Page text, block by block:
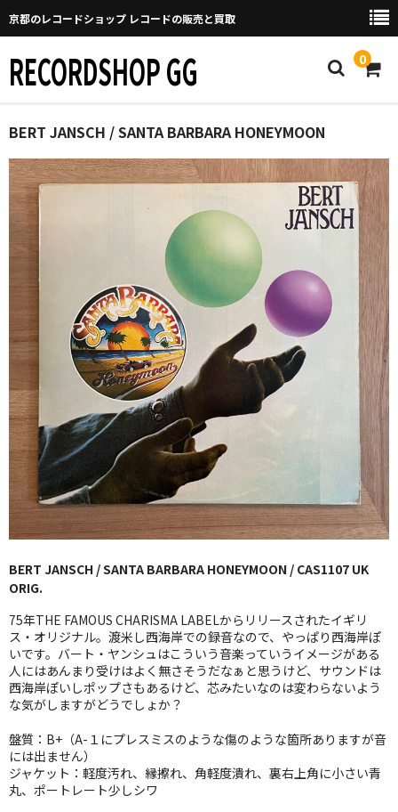
京都のレコードショップ レコードの販売と買取
RECORDSHOP GG 0
Home
マイページ
GGについて
買取について
取り置きなどについて
Categories
New Arrivals
新譜
GG RECORD （当店のレーベル）
全商品
JAZZ-US
BLUE NOTE
JAZZ-EU
JAZZ-JP
JAZZ-VOCAL
J-POP
FOLK,SSW
WORLD
BERT JANSCH / SANTA BARBARA HONEYMOON
BERT JANSCH / SANTA BARBARA HONEYMOON / CAS1107 UK
ORIG.
75年THE FAMOUS CHARISMA LABELからリリースされたイギリ
ス・オリジナル。渡米し西海岸での録音なので、やっぱり西海岸ぽ
いです。バート・ヤンシュはこういう音楽っていうイメージがある
人にはあんまり受けはよく無さそうだなぁと思うけど、サウンドは
西海岸ぽいしポップさもあるけど、芯みたいなのは変わらないよう
な気がしますがどうでしょか？
盤質：B+（A-１にプレスミスのような傷のような箇所ありますが音
には出ません）
ジャケット：軽度汚れ、縁擦れ、角軽度潰れ、裏右上角に小さい青
丸、ポートレート少しシワ